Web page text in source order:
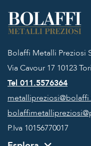
Bolaffi Metalli Preziosi
Via Cavour 17 10123
Tel 011.5576364
P.Iva 10156770017